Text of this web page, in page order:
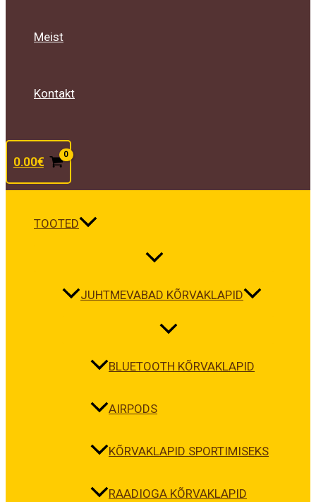
Meist
Kontakt
0.00€
TOOTED
JUHTMEVABAD KÕRVAKLAPID
BLUETOOTH KÕRVAKLAPID
AIRPODS
KÕRVAKLAPID SPORTIMISEKS
RAADIOGA KÕRVAKLAPID